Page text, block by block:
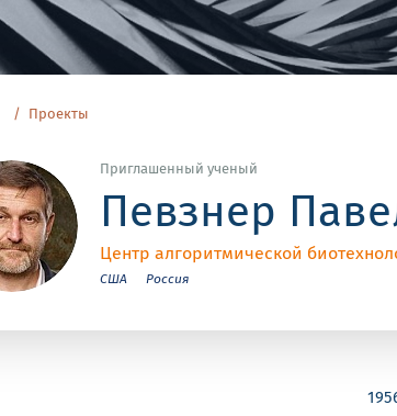
Проекты
Приглашенный ученый
Певзнер
Центр алгоритмической
США Россия